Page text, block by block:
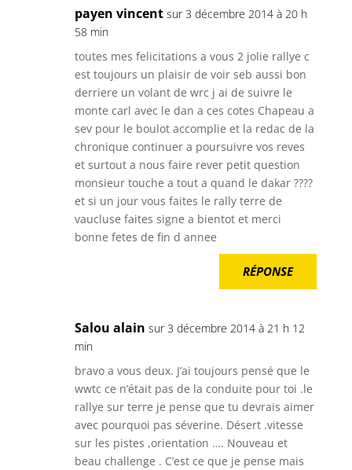
payen vincent sur 3 décembre 2014 à 20 h
58 min
toutes mes felicitations a vous 2 jolie rallye c
est toujours un plaisir de voir seb aussi bon
derriere un volant de wrc j ai de suivre le
monte carl avec le dan a ces cotes Chapeau a
sev pour le boulot accomplie et la redac de la
chronique continuer a poursuivre vos reves
et surtout a nous faire rever petit question
monsieur touche a tout a quand le dakar ????
et si un jour vous faites le rally terre de
vaucluse faites signe a bientot et merci
bonne fetes de fin d annee
RÉPONSE
Salou alain sur 3 décembre 2014 à 21 h 12
min
bravo a vous deux. J’ai toujours pensé que le
wwtc ce n’était pas de la conduite pour toi .le
rallye sur terre je pense que tu devrais aimer
avec pourquoi pas séverine. Désert .vitesse
sur les pistes ,orientation …. Nouveau et
beau challenge . C’est ce que je pense mais